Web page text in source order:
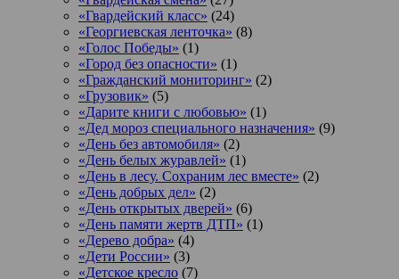
«Гвардейский класс» (24)
«Георгиевская ленточка» (8)
«Голос Победы» (1)
«Город без опасности» (1)
«Гражданский мониторинг» (2)
«Грузовик» (5)
«Дарите книги с любовью» (1)
«Дед мороз специального назначения» (9)
«День без автомобиля» (2)
«День белых журавлей» (1)
«День в лесу. Сохраним лес вместе» (2)
«День добрых дел» (2)
«День открытых дверей» (6)
«День памяти жертв ДТП» (1)
«Дерево добра» (4)
«Дети России» (3)
«Детское кресло (7)